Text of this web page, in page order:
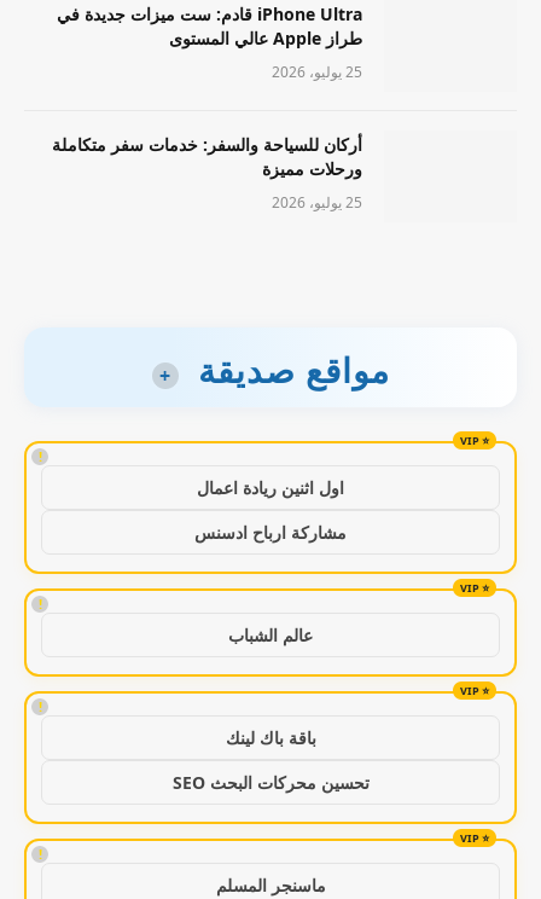
iPhone Ultra قادم: ست ميزات جديدة في
طراز Apple عالي المستوى
25 يوليو، 2026
أركان للسياحة والسفر: خدمات سفر متكاملة
ورحلات مميزة
25 يوليو، 2026
مواقع صديقة +
!
اول اثنين ريادة اعمال
مشاركة ارباح ادسنس
!
عالم الشباب
!
باقة باك لينك
تحسين محركات البحث SEO
!
ماسنجر المسلم